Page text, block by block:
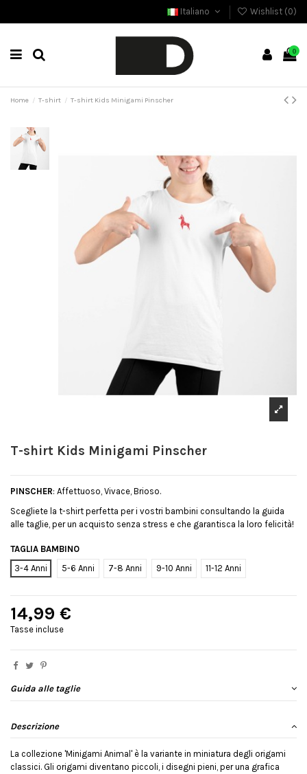
Italiano Wishlist (0)
0
Home T-shirt T-shirt Kids Minigami Pinscher
T-shirt Kids Minigami Pinscher
PINSCHER: Affettuoso, Vivace, Brioso.
Scegliete la t-shirt perfetta per i vostri bambini consultando la guida
alle taglie, per un acquisto senza stress e che garantisca la loro felicità!
TAGLIA BAMBINO
3-4 Anni
5-6 Anni 7-8 Anni 9-10 Anni 11-12 Anni
14,99 €
Tasse incluse
Guida alle taglie
Descrizione
La collezione 'Minigami Animal' è la variante in miniatura degli origami
classici. Gli origami diventano piccoli, i disegni pieni, per una grafica